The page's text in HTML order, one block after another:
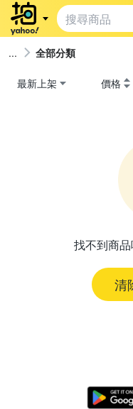
全部分類
最新上架 價格
找不到商
清